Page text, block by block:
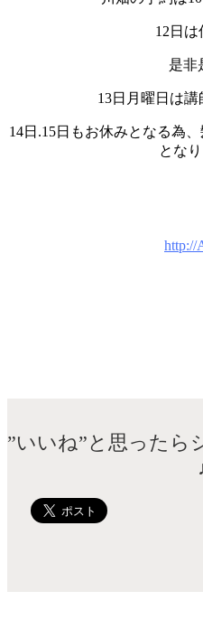
12日は
是非
13日月曜日は
14日.15日もお休みとなる為
とな
http://
”いいね”と思ったら